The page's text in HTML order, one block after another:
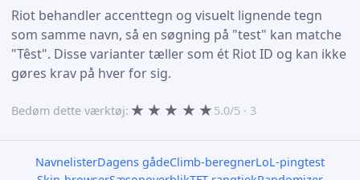
Riot behandler accenttegn og visuelt lignende tegn
som samme navn, så en søgning på "test" kan matche
"Têst". Disse varianter tæller som ét Riot ID og kan ikke
gøres krav på hver for sig.
Bedøm dette værktøj: ★ ★ ★ ★ ★ 5.0/5 · 3
NavnelisterDagens gådeClimb-beregnerLoL-pingtest